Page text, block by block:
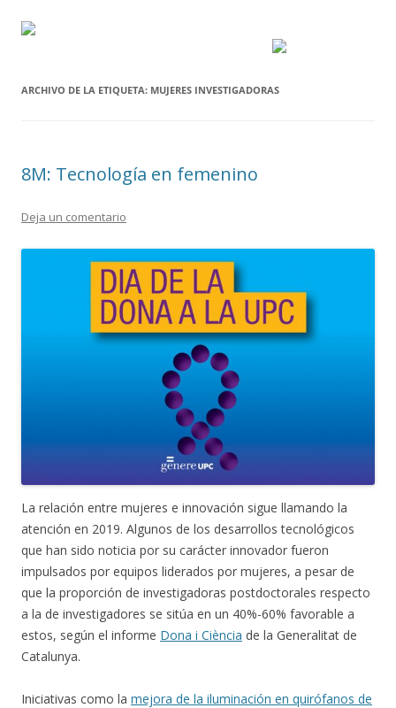
ARCHIVO DE LA ETIQUETA: MUJERES INVESTIGADORAS
8M: Tecnología en femenino
Deja un comentario
La relación entre mujeres e innovación sigue llamando la
atención en 2019. Algunos de los desarrollos tecnológicos
que han sido noticia por su carácter innovador fueron
impulsados por equipos liderados por mujeres, a pesar de
que la proporción de investigadoras postdoctorales respecto
a la de investigadores se sitúa en un 40%-60% favorable a
estos, según el informe Dona i Ciència de la Generalitat de
Catalunya.
Iniciativas como la mejora de la iluminación en quirófanos de